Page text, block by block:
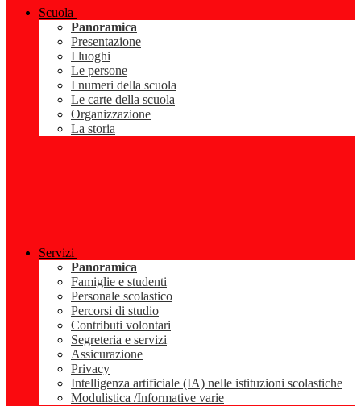
Scuola
Panoramica
Presentazione
I luoghi
Le persone
I numeri della scuola
Le carte della scuola
Organizzazione
La storia
Servizi
Panoramica
Famiglie e studenti
Personale scolastico
Percorsi di studio
Contributi volontari
Segreteria e servizi
Assicurazione
Privacy
Intelligenza artificiale (IA) nelle istituzioni scolastiche
Modulistica /Informative varie